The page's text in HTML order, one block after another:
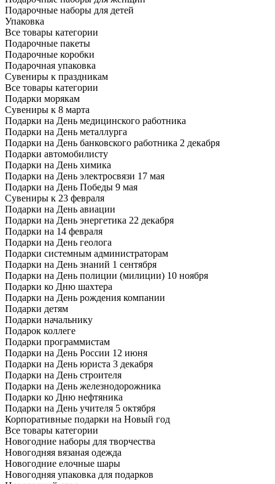
Подарочные наборы для детей
Упаковка
Все товары категории
Подарочные пакеты
Подарочные коробки
Подарочная упаковка
Сувениры к праздникам
Все товары категории
Подарки морякам
Сувениры к 8 марта
Подарки на День медицинского работника
Подарки на День металлурга
Подарки на День банковского работника 2 декабря
Подарки автомобилисту
Подарки на День химика
Подарки на День электросвязи 17 мая
Подарки на День Победы 9 мая
Сувениры к 23 февраля
Подарки на День авиации
Подарки на День энергетика 22 декабря
Подарки на 14 февраля
Подарки на День геолога
Подарки системным администраторам
Подарки на День знаний 1 сентября
Подарки на День полиции (милиции) 10 ноября
Подарки ко Дню шахтера
Подарки на День рождения компании
Подарки детям
Подарки начальнику
Подарок коллеге
Подарки программистам
Подарки на День России 12 июня
Подарки на День юриста 3 декабря
Подарки на День строителя
Подарки на День железнодорожника
Подарки ко Дню нефтяника
Подарки на День учителя 5 октября
Корпоративные подарки на Новый год
Все товары категории
Новогодние наборы для творчества
Новогодняя вязаная одежда
Новогодние елочные шары
Новогодняя упаковка для подарков